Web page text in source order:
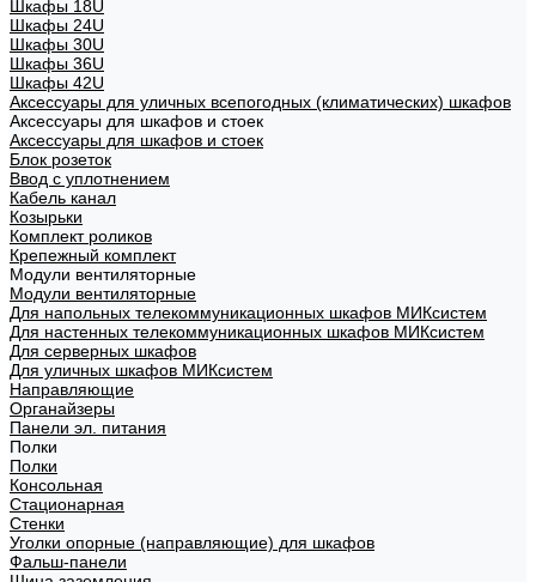
Шкафы 18U
Шкафы 24U
Шкафы 30U
Шкафы 36U
Шкафы 42U
Аксессуары для уличных всепогодных (климатических) шкафов
Аксессуары для шкафов и стоек
Аксессуары для шкафов и стоек
Блок розеток
Ввод с уплотнением
Кабель канал
Козырьки
Комплект роликов
Крепежный комплект
Модули вентиляторные
Модули вентиляторные
Для напольных телекоммуникационных шкафов МИКсистем
Для настенных телекоммуникационных шкафов МИКсистем
Для серверных шкафов
Для уличных шкафов МИКсистем
Направляющие
Органайзеры
Панели эл. питания
Полки
Полки
Консольная
Стационарная
Стенки
Уголки опорные (направляющие) для шкафов
Фальш-панели